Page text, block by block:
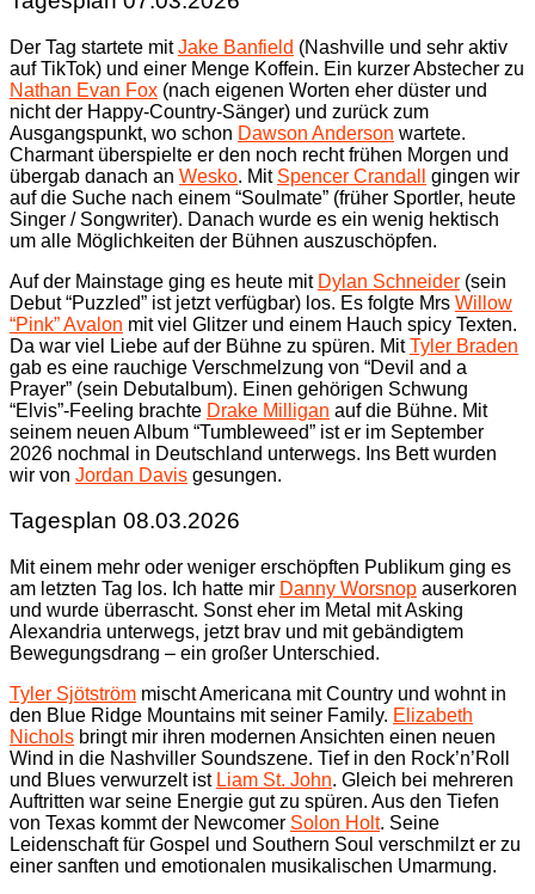
Der Tag startete mitJake Banfield (Nashville und sehr aktiv
auf TikTok) und einer Menge Koffein. Ein kurzer Abstecher zu
Nathan Evan Fox (nach eigenen Worten eher düster und
nicht der Happy-Country-Sänger) und zurück zum
Ausgangspunkt, wo schon Dawson Anderson wartete.
Charmant überspielte er den noch recht frühen Morgen und
übergab danach an Wesko. Mit Spencer Crandall
gingen wir
auf die Suche nach einem “Soulmate” (früher Sportler, heute
Singer / Songwriter). Danach wurde es ein wenig hektisch
um alle Möglichkeiten der Bühnen auszuschöpfen.
Auf der Mainstage ging es heute mit Dylan Schneider (sein
Debut “Puzzled” ist jetzt verfügbar) los. Es folgte Mrs Willow
“Pink” Avalon mit viel Glitzer und einem Hauch spicy Texten.
Da war viel Liebe auf der Bühne zu spüren. MitTyler Braden
gab es eine rauchige Verschmelzung von “Devil and a
Prayer” (sein Debutalbum). Einen gehörigen Schwung
“Elvis”-Feeling brachte Drake Milligan auf die Bühne. Mit
seinem neuen Album “Tumbleweed” ist er im September
2026 nochmal in Deutschland unterwegs. Ins Bett wurden
wir von Jordan Davis gesungen.
Tagesplan 08.03.2026
Mit einem mehr oder weniger erschöpften Publikum ging es
am letzten Tag los. Ich hatte mir Danny Worsnop auserkoren
und wurde überrascht. Sonst eher im Metal mit Asking
Alexandria unterwegs, jetzt brav und mit gebändigtem
Bewegungsdrang – ein großer Unterschied.
Tyler Sjötström mischt Americana mit Country und wohnt in
den Blue Ridge Mountains mit seiner Family. Elizabeth
Nichols bringt mir ihren modernen Ansichten einen neuen
Wind in die Nashviller Soundszene. Tief in den Rock’n’Roll
und Blues verwurzelt ist Liam St. John. Gleich bei mehreren
Auftritten war seine Energie gut zu spüren. Aus den Tiefen
von Texas kommt der Newcomer Solon Holt. Seine
Leidenschaft für Gospel und Southern Soul verschmilzt er zu
einer sanften und emotionalen musikalischen Umarmung.